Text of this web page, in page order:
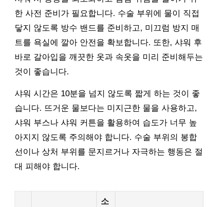
한 사전 준비가 필요합니다. 수술 부위에 물이 직접
닿지 않도록 방수 밴드를 준비하고, 미끄럼 방지 매
트를 욕실에 깔아 안전을 확보합니다. 또한, 샤워 후
바로 갈아입을 깨끗한 옷과 속옷을 미리 준비해두는
것이 좋습니다.
샤워 시간은 10분을 넘지 않도록 짧게 하는 것이 좋
습니다. 뜨거운 물보다는 미지근한 물을 사용하고,
샤워 부스나 샤워 커튼을 활용하여 습도가 너무 높
아지지 않도록 주의해야 합니다. 수술 부위의 봉합
선이나 상처 부위를 문지르거나 자극하는 행동은 절
대 피해야 합니다.
소